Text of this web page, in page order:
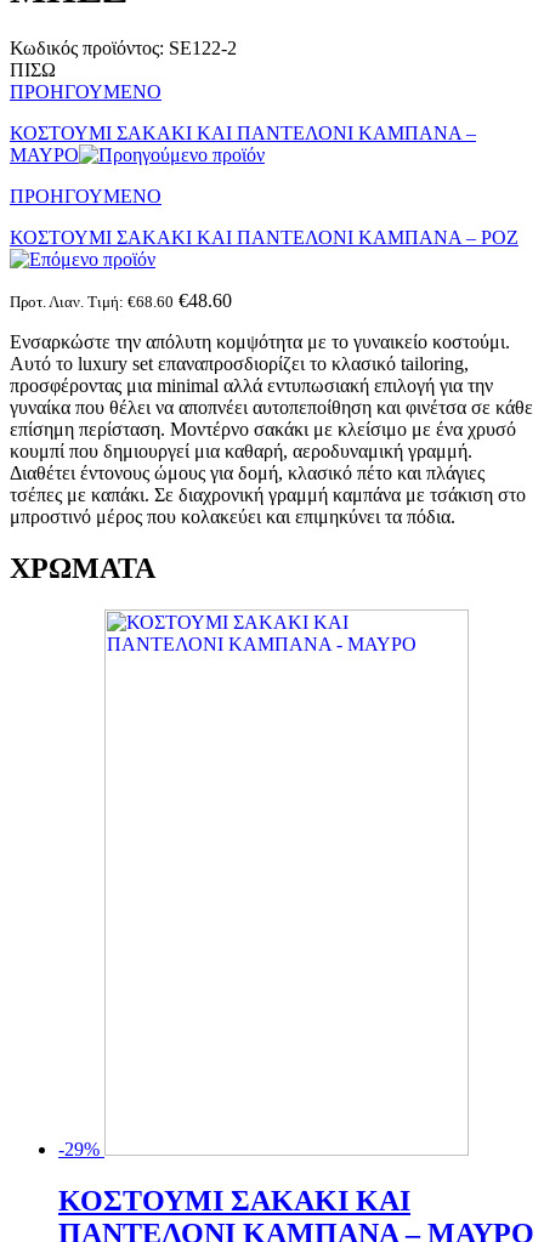
Κωδικός προϊόντος: SE122-2
ΠΙΣΩ
ΠΡΟΗΓΟΥΜΕΝΟ
ΚΟΣΤΟΥΜΙ ΣΑΚΑΚΙ ΚΑΙ ΠΑΝΤΕΛΟΝΙ ΚΑΜΠΑΝΑ –
ΜΑΥΡΟ
ΠΡΟΗΓΟΥΜΕΝΟ
ΚΟΣΤΟΥΜΙ ΣΑΚΑΚΙ ΚΑΙ ΠΑΝΤΕΛΟΝΙ ΚΑΜΠΑΝΑ – ΡΟΖ
Προτ. Λιαν. Τιμή: €68.60 €48.60
Ενσαρκώστε την απόλυτη κομψότητα με το γυναικείο κοστούμι.
Αυτό το luxury set επαναπροσδιορίζει το κλασικό tailoring,
προσφέροντας μια minimal αλλά εντυπωσιακή επιλογή για την
γυναίκα που θέλει να αποπνέει αυτοπεποίθηση και φινέτσα σε κάθε
επίσημη περίσταση. Μοντέρνο σακάκι με κλείσιμο με ένα χρυσό
κουμπί που δημιουργεί μια καθαρή, αεροδυναμική γραμμή.
Διαθέτει έντονους ώμους για δομή, κλασικό πέτο και πλάγιες
τσέπες με καπάκι. Σε διαχρονική γραμμή καμπάνα με τσάκιση στο
μπροστινό μέρος που κολακεύει και επιμηκύνει τα πόδια.
ΧΡΩΜΑΤΑ
-29%
ΚΟΣΤΟΥΜΙ ΣΑΚΑΚΙ ΚΑΙ
ΠΑΝΤΕΛΟΝΙ ΚΑΜΠΑΝΑ – ΜΑΥΡΟ